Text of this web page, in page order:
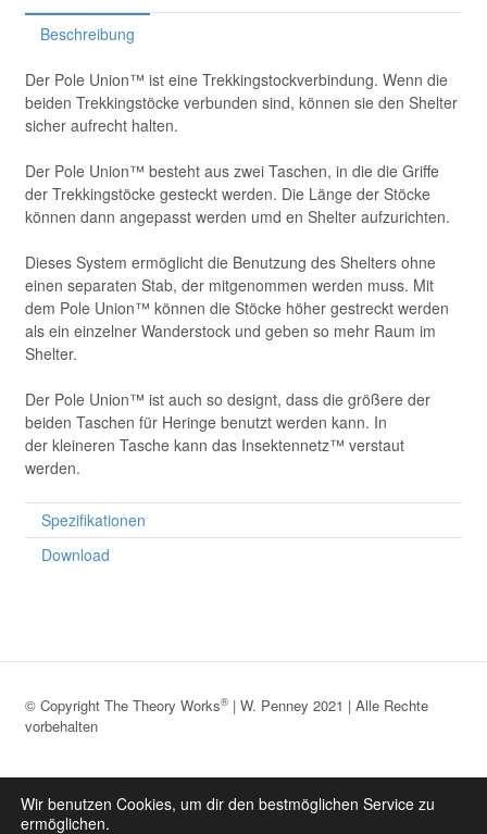
Beschreibung
Der Pole Union™ ist eine Trekkingstockverbindung. Wenn die
beiden Trekkingstöcke verbunden sind, können sie den Shelter
sicher aufrecht halten.
Der Pole Union™ besteht aus zwei Taschen, in die die Griffe
der Trekkingstöcke gesteckt werden. Die Länge der Stöcke
können dann angepasst werden umd en Shelter aufzurichten.
Dieses System ermöglicht die Benutzung des Shelters ohne
einen separaten Stab, der mitgenommen werden muss. Mit
dem Pole Union™ können die Stöcke höher gestreckt werden
als ein einzelner Wanderstock und geben so mehr Raum im
Shelter.
Der Pole Union™ ist auch so designt, dass die größere der
beiden Taschen für Heringe benutzt werden kann. In
der kleineren Tasche kann das Insektennetz™ verstaut
werden.
Spezifikationen
Download
© Copyright The Theory Works®| W. Penney 2021 | Alle Rechte
vorbehalten
Datenschutz|Impressum|Über The Theory Works
Wir benutzen Cookies, um dir den bestmöglichen Service zu
ermöglichen.